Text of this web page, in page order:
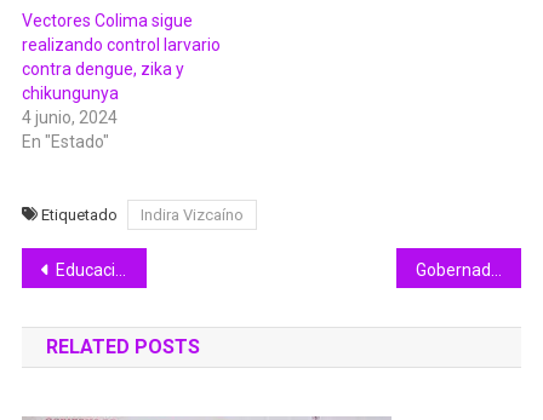
Vectores Colima sigue
realizando control larvario
contra dengue, zika y
chikungunya
4 junio, 2024
En "Estado"
Etiquetado Indira Vizcaíno
Navegación
de
entradas
Educación Colima entrega rehabilitación del taller agroindustrial del CBTA 148; fortalece formación académica y práctica de estudiantes Gobernadora de Colima inicia entrega de Mi ColiBeca para Empezar a estudiantes de preescolar en Cuauhtémoc
RELATED POSTS